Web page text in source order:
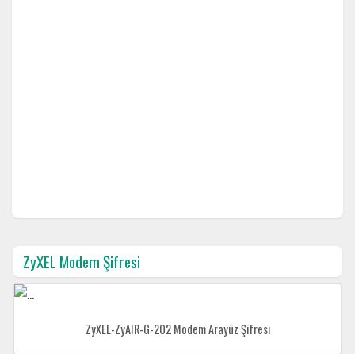
ZyXEL Modem Şifresi
ZyXEL-ZyAIR-G-202 Modem Arayüz Şifresi